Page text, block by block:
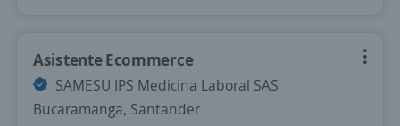
Asistente Ecommerce
SAMESU IPS Medicina Laboral SAS
Bucaramanga, Santander